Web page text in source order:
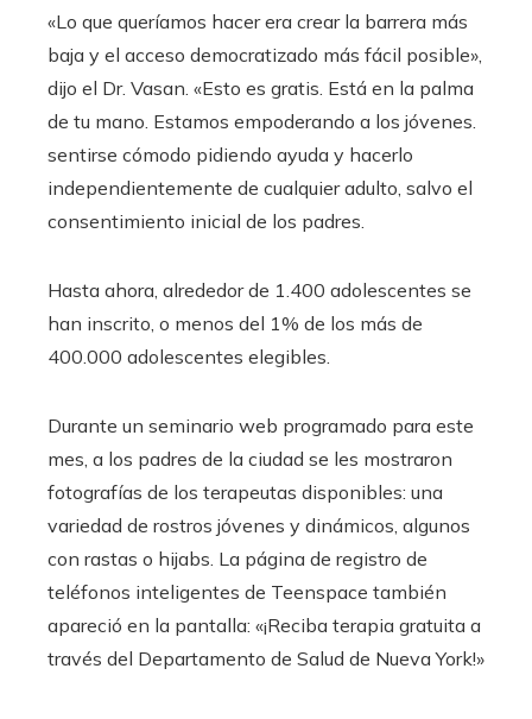
«Lo que queríamos hacer era crear la barrera más
baja y el acceso democratizado más fácil posible»,
dijo el Dr. Vasan. «Esto es gratis. Está en la palma
de tu mano. Estamos empoderando a los jóvenes.
sentirse cómodo pidiendo ayuda y hacerlo
independientemente de cualquier adulto, salvo el
consentimiento inicial de los padres.
Hasta ahora, alrededor de 1.400 adolescentes se
han inscrito, o menos del 1% de los más de
400.000 adolescentes elegibles.
Durante un seminario web programado para este
mes, a los padres de la ciudad se les mostraron
fotografías de los terapeutas disponibles: una
variedad de rostros jóvenes y dinámicos, algunos
con rastas o hijabs. La página de registro de
teléfonos inteligentes de Teenspace también
apareció en la pantalla: «¡Reciba terapia gratuita a
través del Departamento de Salud de Nueva York!»